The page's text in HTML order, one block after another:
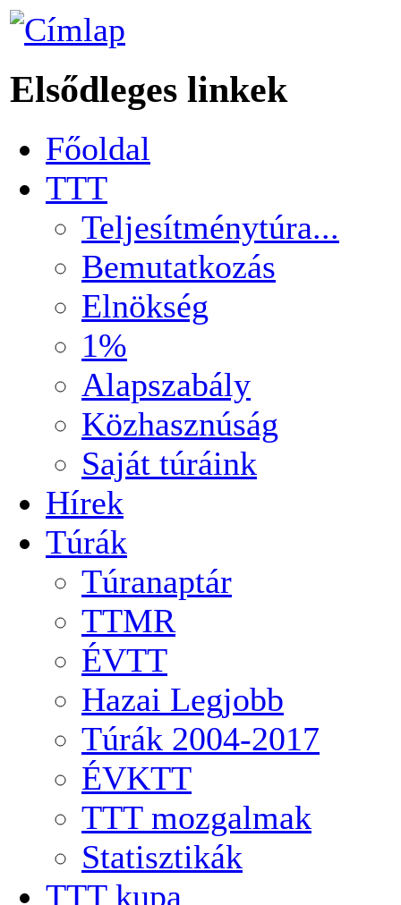
Elsődleges linkek
Főoldal
TTT
Teljesítménytúra...
Bemutatkozás
Elnökség
1%
Alapszabály
Közhasznúság
Saját túráink
Hírek
Túrák
Túranaptár
TTMR
ÉVTT
Hazai Legjobb
Túrák 2004-2017
ÉVKTT
TTT mozgalmak
Statisztikák
TTT kupa